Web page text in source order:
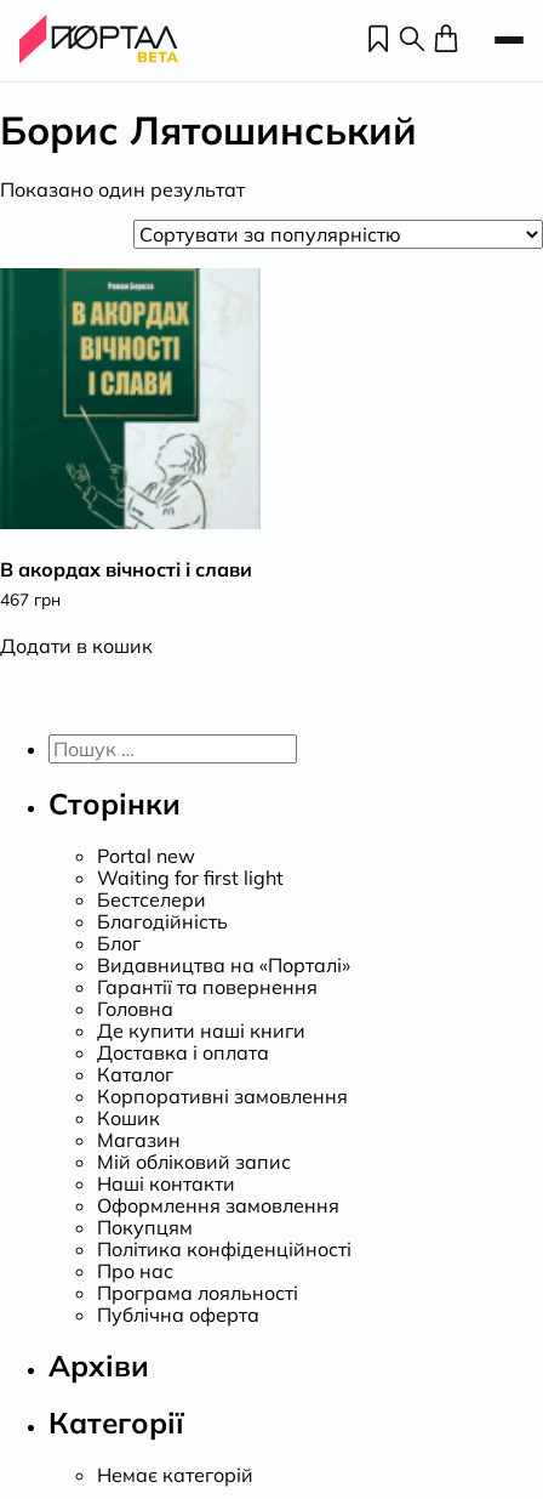
Борис Лятошинський
Показано один результат
В акордах вічності і слави
467 грн
Додати в кошик
Пошук:
Сторінки
Portal new
Waiting for first light
Бестселери
Благодійність
Блог
Видавництва на «Порталі»
Гарантії та повернення
Головна
Де купити наші книги
Доставка і оплата
Каталог
Корпоративні замовлення
Кошик
Магазин
Мій обліковий запис
Наші контакти
Оформлення замовлення
Покупцям
Політика конфіденційності
Про нас
Програма лояльності
Публічна оферта
Архіви
Категорії
Немає категорій